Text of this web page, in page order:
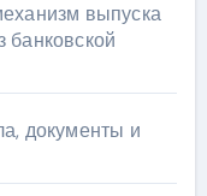
выпуска
банковской
документы и